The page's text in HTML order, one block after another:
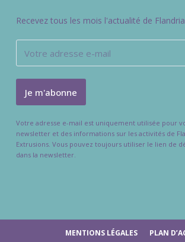
Recevez tous les mois l'actualité de Flandria
Votre adresse e-mail est uniquement utilisée pour
newsletter et des informations sur les activités de
Extrusions. Vous pouvez toujours utiliser le lien de
dans la newsletter.
MENTIONS LÉGALES PLAN